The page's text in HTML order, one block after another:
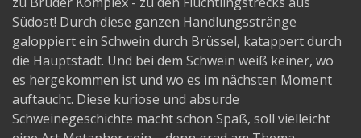
Südost! Durch diese ganzen Handlungsstränge
galoppiert ein Schwein durch Brüssel, katappert durch
die Hauptstadt. Und bei dem Schwein weiß keiner, wo
es hergekommen ist und wo es im nächsten Moment
auftaucht. Diese kuriose und absurde
Schweinegeschichte macht schon Spaß, soll vielleicht